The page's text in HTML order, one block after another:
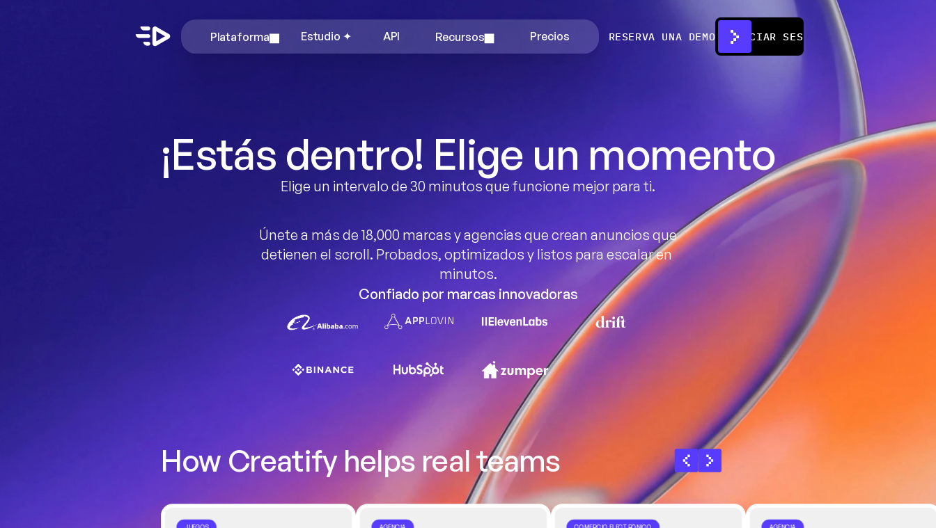
Plataforma Recursos Precios
API
Estudio ✦ RESERVA UNA DEMO INICIAR SESIÓN
¡Estás dentro! Elige un momento
Elige un intervalo de 30 minutos que funcione mejor para ti.
Únete a más de 18,000 marcas y agencias que crean anuncios que
detienen el scroll. Probados, optimizados y listos para escalar en
minutos.
Confiado por marcas innovadoras
How Creatify helps real teams